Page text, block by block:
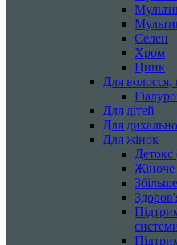
Селен
Хром
Цинк
Для волосся,
Для дітей
Для
Для жінок
Жіноче